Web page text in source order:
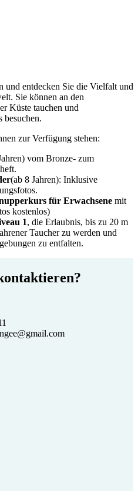
und entdecken Sie die Vielfalt und
Sie können an den
Küste tauchen und
besuchen.
zur Verfügung stehen:
vom Bronze- zum
(ab 8 Jahren): Inklusive
für Erwachsene mit
kostenlos)
1, die Erlaubnis, bis zu 20 m
Taucher zu werden und
zu entfalten.